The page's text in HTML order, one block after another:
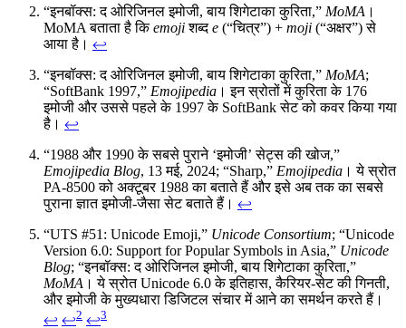
“इनबॉक्स: द ओरिजिनल इमोजी, बाय शिगेटाका कुरिता,” MoMA ।
MoMA बताता है किemojiशब्दe (“चित्र”) + moji (“अक्षर”) से
आया है। ↩
“इनबॉक्स: द ओरिजिनल इमोजी, बाय शिगेटाका कुरिता,” MoMA;
“SoftBank 1997,” Emojipedia । इन स्रोतों में कुरिता के 176
इमोजी और उससे पहले के 1997 के SoftBank सेट को कवर किया गया
है। ↩
“1988 और 1990 के सबसे पुराने ‘इमोजी’ सेट्स की खोज,”
Emojipedia Blog, 13 मई, 2024; “Sharp,” Emojipedia । ये स्रोत
PA-8500 को अक्टूबर 1988 का बताते हैं और इसे अब तक का सबसे
पुराना ज्ञात इमोजी-जैसा सेट बताते हैं। ↩
“UTS #51: Unicode Emoji,” Unicode Consortium; “Unicode
Version 6.0: Support for Popular Symbols in Asia,” Unicode
Blog; “इनबॉक्स: द ओरिजिनल इमोजी, बाय शिगेटाका कुरिता,”
MoMA । ये स्रोत Unicode 6.0 के इतिहास, कैरियर-सेट की गिनती,
और इमोजी के मुख्यधारा डिजिटल संचार में आने का समर्थन करते हैं।
↩ ↩2 ↩3